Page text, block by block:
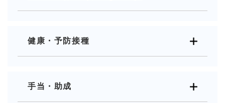
健康・予防接種
手当・助成